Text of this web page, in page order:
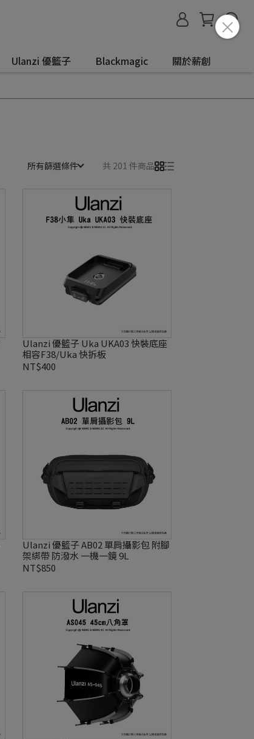
Ulanzi 優籃子 Blackmagic 關於薪創
所有篩選條件 共 201 件商品
Ulanzi 優籃子 Uka UKA03 快裝底座
相容F38/Uka 快拆板
NT$400
Ulanzi 優籃子 AB02 單肩攝影包 附腳
架綁帶 防潑水 一機一鏡 9L
NT$850